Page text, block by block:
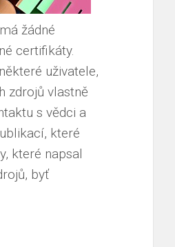
žádné
certifikáty.
uživatele,
zdrojů vlastně
s vědci a
které
které napsal
byť